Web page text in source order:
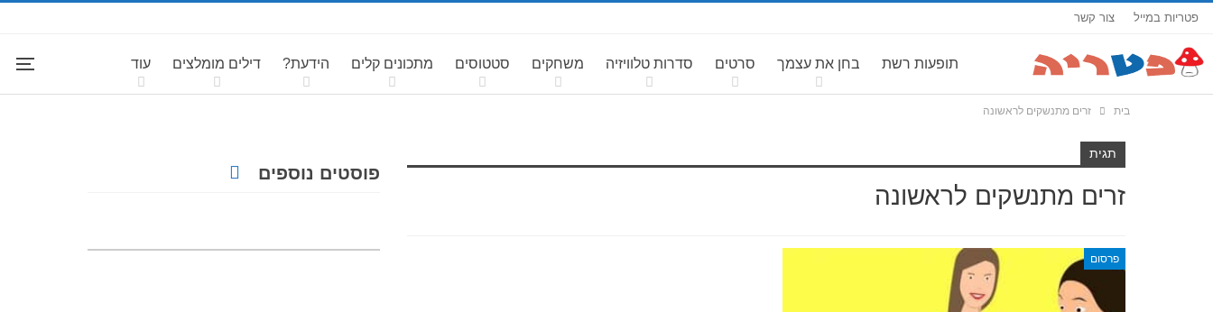
פטריות במייל צור קשר
תופעות רשת בחן את עצמך סרטים סדרות טלוויזיה משחקים סטטוסים מתכונים קלים הידעת? דילים מומלצים עוד
בית זרים מתנשקים לראשונה
תגית
זרים מתנשקים לראשונה
פרסום
פוסטים נוספים